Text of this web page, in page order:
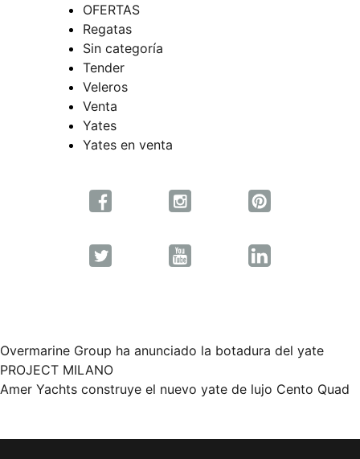
OFERTAS
Regatas
Sin categoría
Tender
Veleros
Venta
Yates
Yates en venta
Navegación
de
Overmarine Group ha anunciado la botadura del yate
PROJECT MILANO
Amer Yachts construye el nuevo yate de lujo Cento Quad